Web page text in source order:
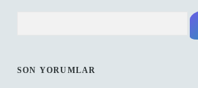
SON YORUMLAR